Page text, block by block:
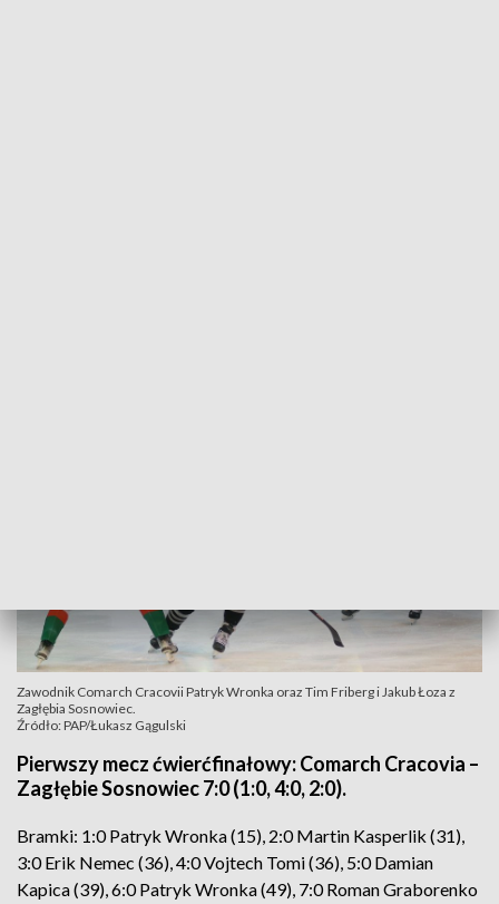
Zawodnik Comarch Cracovii Patryk Wronka oraz Tim Friberg i Jakub Łoza z
Zagłębia Sosnowiec.
Źródło: PAP/Łukasz Gągulski
Pierwszy mecz ćwierćfinałowy: Comarch Cracovia –
Zagłębie Sosnowiec 7:0 (1:0, 4:0, 2:0).
Bramki: 1:0 Patryk Wronka (15), 2:0 Martin Kasperlik (31),
3:0 Erik Nemec (36), 4:0 Vojtech Tomi (36), 5:0 Damian
Kapica (39), 6:0 Patryk Wronka (49), 7:0 Roman Graborenko